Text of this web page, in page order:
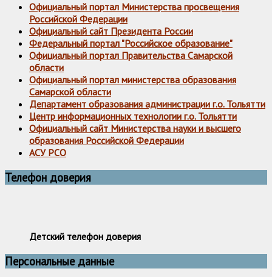
Официальный портал Министерства просвещения
Российской Федерации
Официальный сайт Президента России
Федеральный портал "Российское образование"
Официальный портал Правительства Самарской
области
Официальный портал министерства образования
Самарской области
Департамент образования администрации г.о. Тольятти
Центр информационных технологии г.о. Тольятти
Официальный сайт Министерства науки и высшего
образования Российской Федерации
АСУ РСО
Телефон доверия
Детский телефон доверия
Персональные данные